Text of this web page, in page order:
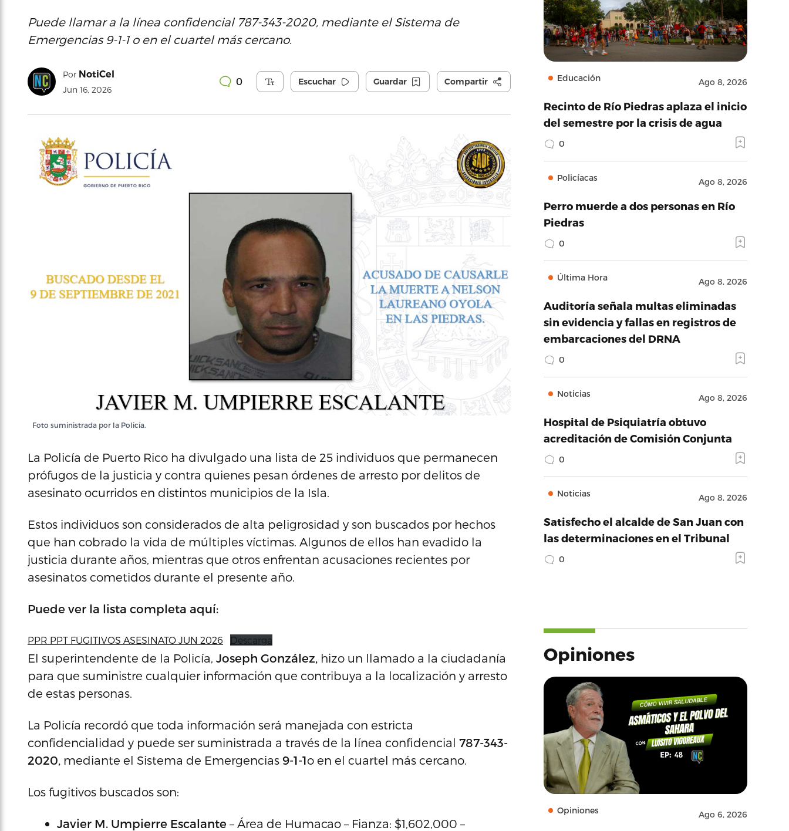
Puede llamar a la línea confidencial 787-343-2020, mediante el Sistema de
Emergencias 9-1-1 o en el cuartel más cercano.
Por NotiCel
Jun 16, 2026
0 Escuchar Guardar Compartir
Foto suministrada por la Policía.
La Policía de Puerto Rico ha divulgado una lista de 25 individuos que permanecen
prófugos de la justicia y contra quienes pesan órdenes de arresto por delitos de
asesinato ocurridos en distintos municipios de la Isla.
Estos individuos son considerados de alta peligrosidad y son buscados por hechos
que han cobrado la vida de múltiples víctimas. Algunos de ellos han evadido la
justicia durante años, mientras que otros enfrentan acusaciones recientes por
asesinatos cometidos durante el presente año.
Puede ver la lista completa aquí:
PPR PPT FUGITIVOS ASESINATO JUN 2026 Descarga
El superintendente de la Policía, Joseph González, hizo un llamado a la ciudadanía
para que suministre cualquier información que contribuya a la localización y arresto
de estas personas.
La Policía recordó que toda información será manejada con estricta
confidencialidad y puede ser suministrada a través de la línea confidencial 787-343-
2020, mediante el Sistema de Emergencias 9-1-1o en el cuartel más cercano.
Los fugitivos buscados son:
Javier M. Umpierre Escalante – Área de Humacao – Fianza: $1,602,000 –
Educación Ago 8, 2026
Recinto de Río Piedras aplaza el inicio
del semestre por la crisis de agua
0
Policíacas Ago 8, 2026
Perro muerde a dos personas en Río
Piedras
0
Última Hora Ago 8, 2026
Auditoría señala multas eliminadas
sin evidencia y fallas en registros de
embarcaciones del DRNA
0
Noticias Ago 8, 2026
Hospital de Psiquiatría obtuvo
acreditación de Comisión Conjunta
0
Noticias Ago 8, 2026
Satisfecho el alcalde de San Juan con
las determinaciones en el Tribunal
0
Opiniones
Opiniones Ago 6, 2026